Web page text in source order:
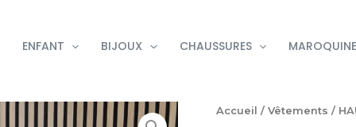
ENFANT BIJOUX CHAUSSURES
Accueil / Vêtements /
quantité